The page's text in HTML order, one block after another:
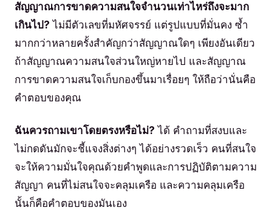
สัญญาณการขาดความสนใจจำนวนเท่าไหร่ถึงจะมาก
เกินไป? ไม่มีตัวเลขที่มหัศจรรย์ แต่รูปแบบที่มั่นคง ซ้ำ
มากกว่าหลายครั้งสำคัญกว่าสัญญาณใดๆ เพียงอันเดียว
ถ้าสัญญาณความสนใจส่วนใหญ่หายไป และสัญญาณ
การขาดความสนใจเก็บกองขึ้นมาเรื่อยๆ ให้ถือว่านั่นคือ
คำตอบของคุณ
ฉันควรถามเขาโดยตรงหรือไม่? ได้ คำถามที่สงบและ
ไม่กดดันมักจะชี้แจงสิ่งต่างๆ ได้อย่างรวดเร็ว คนที่สนใจ
จะให้ความมั่นใจคุณด้วยคำพูดและการปฏิบัติตามความ
สัญญา คนที่ไม่สนใจจะคลุมเครือ และความคลุมเครือ
นั้นก็คือคำตอบของมันเอง